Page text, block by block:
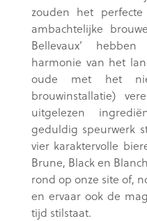
zouden het
ambachtelijke
Bellevaux’
harmonie van het
oude met het
brouwinstallatie)
uitgelezen
geduldig speurwerk
vier karaktervolle
Brune, Black en
rond op onze site of,
en ervaar ook de
tijd stilstaat.